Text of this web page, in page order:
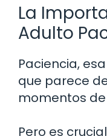
La
Adulto
Paciencia,
que parece
momentos
Pero es